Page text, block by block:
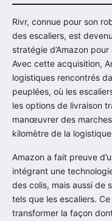
Rivr, connue pour son
des escaliers, est
stratégie d’Amazon
Avec cette acquisition,
logistiques rencontrés
peuplées, où les
les options de livraison
manœuvrer des
kilomètre de la
Amazon a fait preuve
intégrant une
des colis, mais aussi de
tels que les escaliers.
transformer la façon